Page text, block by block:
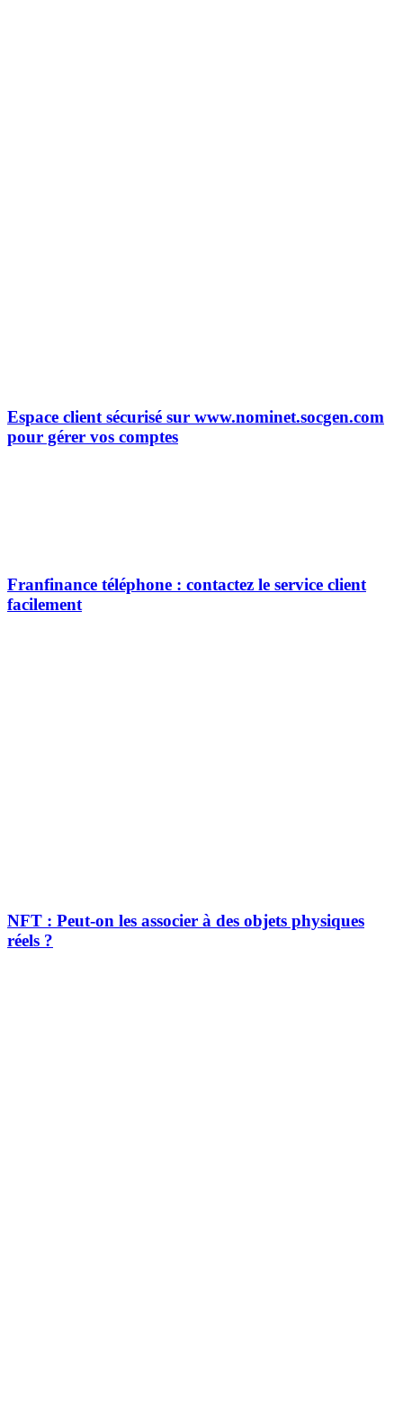
Espace client sécurisé sur www.nominet.socgen.com
pour gérer vos comptes
Franfinance téléphone : contactez le service client
facilement
NFT : Peut-on les associer à des objets physiques
réels ?